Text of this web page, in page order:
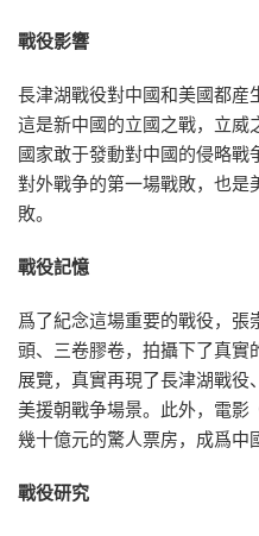
戰役影響
長津湖戰役對中國和美國都産
這是新中國的立國之戰，立威
國家敢于發動對中國的侵略戰
對外戰争的第一場戰敗，也是
敗。
戰役記憶
爲了紀念這場重要的戰役，張
頭、三卷膠卷，拍攝下了真實
展覽，真實再現了長津湖戰
美援朝戰争場景。此外，電影
幾十億元的驚人票房，成爲中
戰役研究